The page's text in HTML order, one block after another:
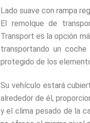
Lado suave con rampa
El remolque de
Transport es la opción
transportando un
protegido de los
Su vehículo estará
alrededor de él,
y el clima pesado de la